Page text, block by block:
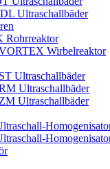
Ultraschallbäder
Wirbelreaktor
Ultraschallbäder
Ultraschallbäder
Ultraschallbäder